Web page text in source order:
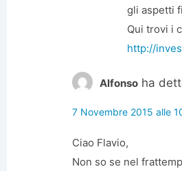
gli aspetti
Qui trovi i
http://
Alfonso ha
7 Novembre 2015 alle
Ciao Flavio,
Non so se nel